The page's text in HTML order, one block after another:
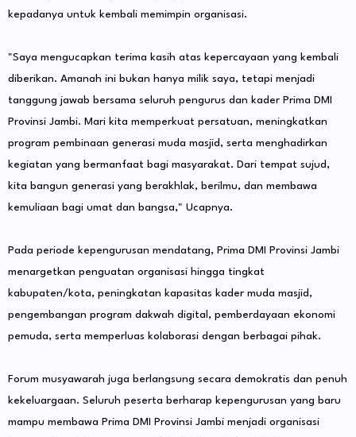
kepadanya untuk kembali memimpin organisasi.
"Saya mengucapkan terima kasih atas kepercayaan yang kembali
diberikan. Amanah ini bukan hanya milik saya, tetapi menjadi
tanggung jawab bersama seluruh pengurus dan kader Prima DMI
Provinsi Jambi. Mari kita memperkuat persatuan, meningkatkan
program pembinaan generasi muda masjid, serta menghadirkan
kegiatan yang bermanfaat bagi masyarakat. Dari tempat sujud,
kita bangun generasi yang berakhlak, berilmu, dan membawa
kemuliaan bagi umat dan bangsa," Ucapnya.
Pada periode kepengurusan mendatang, Prima DMI Provinsi Jambi
menargetkan penguatan organisasi hingga tingkat
kabupaten/kota, peningkatan kapasitas kader muda masjid,
pengembangan program dakwah digital, pemberdayaan ekonomi
pemuda, serta memperluas kolaborasi dengan berbagai pihak.
Forum musyawarah juga berlangsung secara demokratis dan penuh
kekeluargaan. Seluruh peserta berharap kepengurusan yang baru
mampu membawa Prima DMI Provinsi Jambi menjadi organisasi